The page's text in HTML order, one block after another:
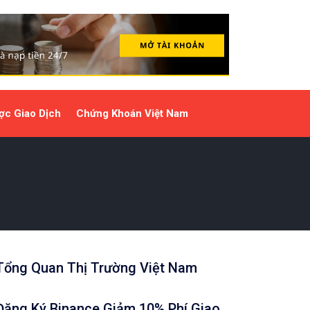
Giao Dịch Chứng Khoán Việt Nam
Quan Thị Trường Việt Nam